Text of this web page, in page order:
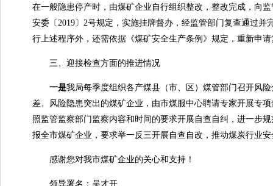
在一般隐患停产时，由煤矿企业自行组织整改，整改完成，向
安委〔2019〕2号规定，实施挂牌督办，经监管部门复查通过并
行上述程序外，还需依据《煤矿安全生产条例》规定，重新申
三、迎接检查方面的推进情况
一是我局每季度组织各产煤县（市、区）煤管部门召开风
差、风险隐患突出的煤矿企业，由市煤服中心聘请专家开展专
照监管监察部门监察内容和时间的要求开展自查自纠，进一步
报全市煤矿企业，要求举一反三开展自查自改，推动煤炭行业
感谢您对我市煤矿企业的关心和支持！
领导署名：吴才开